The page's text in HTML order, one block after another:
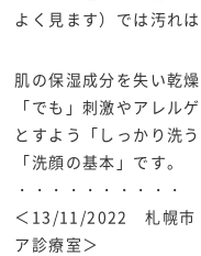
よく見ます）では汚れ
肌の保湿成分を失い乾
「でも」刺激やアレル
とすよう「しっかり洗う
「洗顔の基本」です。
・・・・・・・・・・
＜13/11/2022 札幌
ア診療室＞